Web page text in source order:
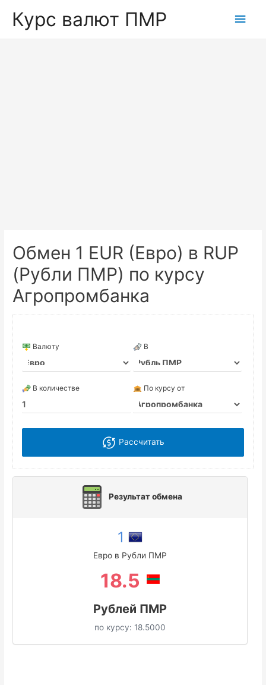
Курс валют ПМР
Обмен 1 EUR (Евро) в RUP
(Рубли ПМР) по курсу
Агропромбанка
Валюту В
В количестве По курсу от
Рассчитать
Результат обмена
1
Евро в Рубли ПМР
18.5
Рублей ПМР
по курсу: 18.5000